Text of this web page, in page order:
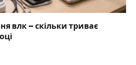
влк – скільки триває